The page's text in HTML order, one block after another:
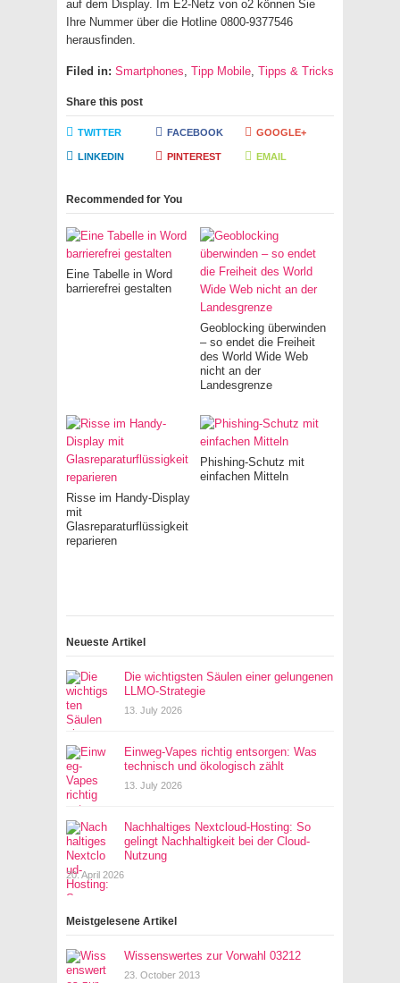
auf dem Display. Im E2-Netz von o2 können Sie
Ihre Nummer über die Hotline 0800-9377546
herausfinden.
Filed in: Smartphones, Tipp Mobile, Tipps & Tricks
Share this post
TWITTER FACEBOOK GOOGLE+
LINKEDIN PINTEREST EMAIL
Recommended for You
Eine Tabelle in Word
barrierefrei gestalten
Geoblocking überwinden
– so endet die Freiheit
des World Wide Web
nicht an der
Landesgrenze
Risse im Handy-Display
mit
Glasreparaturflüssigkeit
reparieren
Phishing-Schutz mit
einfachen Mitteln
Neueste Artikel
Die wichtigsten Säulen einer gelungenen
LLMO-Strategie
13. July 2026
Einweg-Vapes richtig entsorgen: Was
technisch und ökologisch zählt
13. July 2026
Nachhaltiges Nextcloud-Hosting: So
gelingt Nachhaltigkeit bei der Cloud-
Nutzung
20. April 2026
Meistgelesene Artikel
Wissenswertes zur Vorwahl 03212
23. October 2013